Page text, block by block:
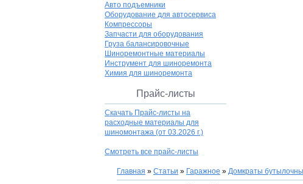
Авто подъемники
Оборудование для автосервиса
Компрессоры
Запчасти для оборудования
Груза балансировочные
Шиноремонтные материалы
Инструмент для шиноремонта
Химия для шиноремонта
Прайс-листы
Скачать Прайс-листы на
расходные материалы для
шиномонтажа (от 03.2026 г.)
Смотреть все прайс-листы
Главная » Статьи » Гаражное » Домкраты